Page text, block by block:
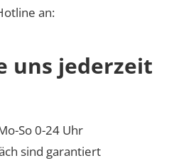
an:
uns jederzeit
So 0-24 Uhr
sind garantiert